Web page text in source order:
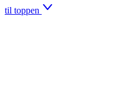
til toppen